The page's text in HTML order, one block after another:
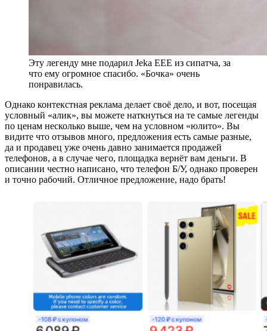
Эту легенду мне подарил Jeka EEE из сипатча, за
что ему огромное спасибо. «Бочка»‬ очень
понравилась.
Однако контекстная реклама делает своё дело, и вот, посещая
условный «алик»‬, вы можете наткнуться на те самые легенды
по ценам несколько выше, чем на условном «юлито»‬. Вы
видите что отзывов много, предложения есть самые разные,
да и продавец уже очень давно занимается продажей
телефонов, а в случае чего, площадка вернёт вам деньги. В
описании честно написано, что телефон Б/У, однако проверен
и точно рабочий. Отличное предложение, надо брать!